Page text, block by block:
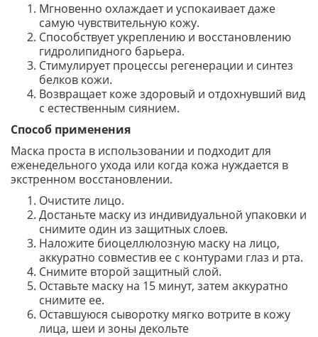
Мгновенно охлаждает и успокаивает даже
самую чувствительную кожу.
Способствует укреплению и восстановлению
гидролипидного барьера.
Стимулирует процессы регенерации и синтез
белков кожи.
Возвращает коже здоровый и отдохнувший вид
с естественным сиянием.
Способ применения
Маска проста в использовании и подходит для
еженедельного ухода или когда кожа нуждается в
экстренном восстановлении.
Очистите лицо.
Достаньте маску из индивидуальной упаковки и
снимите один из защитных слоев.
Наложите биоцеллюлозную маску на лицо,
аккуратно совместив ее с контурами глаз и рта.
Снимите второй защитный слой.
Оставьте маску на 15 минут, затем аккуратно
снимите ее.
Оставшуюся сыворотку мягко вотрите в кожу
лица, шеи и зоны декольте